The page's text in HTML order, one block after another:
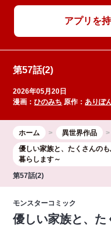
アプリを
第57話(2)
2026年05月20日
漫画：ひのみち 原作：ありぽ
ホーム
異世界作品
優しい家族と、たくさんの
暮らします～
第57話(2)
モンスターコミック
優しい家族と、た